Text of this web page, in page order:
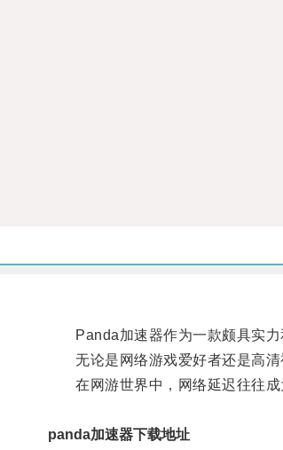
Panda加速器作为一款颇具实力
无论是网络游戏爱好者还是高清
在网游世界中，网络延迟往往成
panda加速器下载地址